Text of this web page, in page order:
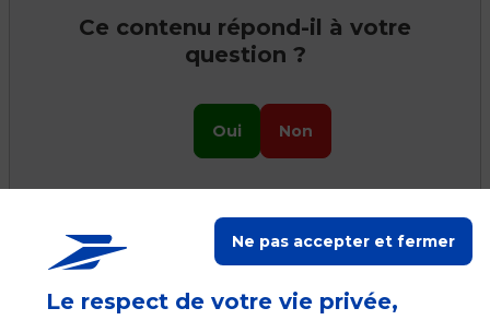
Le respect de votre vie privée,
Ne pas accepter et fermer
Ce contenu répond-il à votre
question ?
Oui Non
Ceci peut vous aider